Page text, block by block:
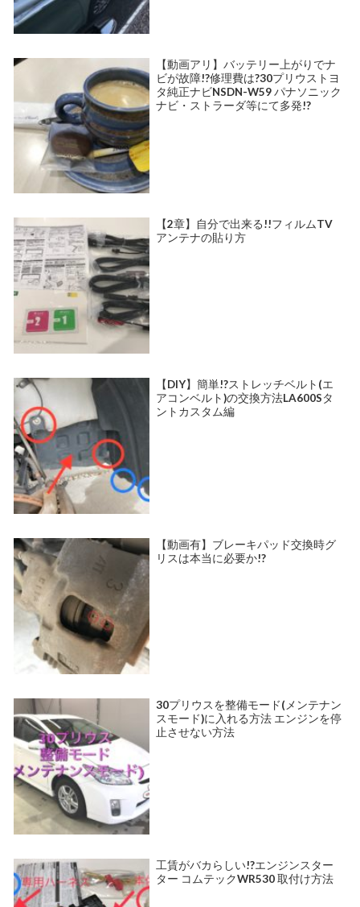
【動画アリ】バッテリー上がりでナ
ビが故障!?修理費は?30プリウストヨ
タ純正ナビNSDN-W59 パナソニック
ナビ・ストラーダ等にて多発!?
【2章】自分で出来る!!フィルムTV
アンテナの貼り方
【DIY】簡単!?ストレッチベルト(エ
アコンベルト)の交換方法LA600Sタ
ントカスタム編
【動画有】ブレーキパッド交換時グ
リスは本当に必要か!?
30プリウスを整備モード(メンテナン
スモード)に入れる方法 エンジンを停
止させない方法
工賃がバカらしい!?エンジンスター
ター コムテックWR530 取付け方法